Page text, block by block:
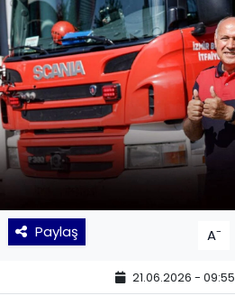
Paylaş A-
21.06.2026 - 09:55
SAĞLIK
Siyaset
SPOR
TEKNOLOJİ
YEREL POLİTİKA
YEREL YÖNETİMLER